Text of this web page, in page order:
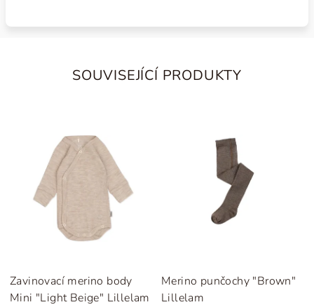
SOUVISEJÍCÍ PRODUKTY
Zavinovací merino body
Mini "Light Beige" Lillelam
Merino punčochy "Brown"
Lillelam